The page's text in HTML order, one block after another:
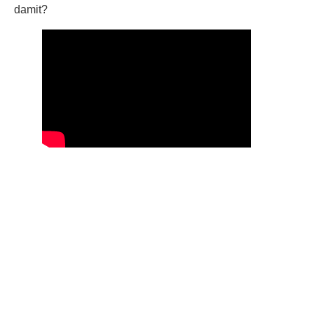
damit?